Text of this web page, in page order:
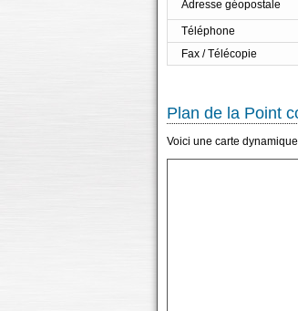
Adresse géopostale
Téléphone
Fax / Télécopie
Plan de la Point
Voici une carte